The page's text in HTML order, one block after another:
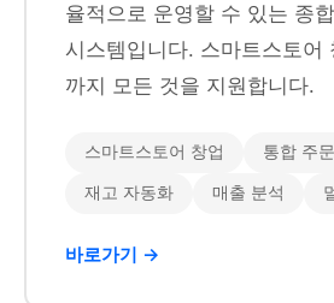
율적으로 운영할 수 있는 종
시스템입니다. 스마트스토어
까지 모든 것을 지원합니다.
스마트스토어 창업 통합 주
재고 자동화 매출 분석
바로가기 →